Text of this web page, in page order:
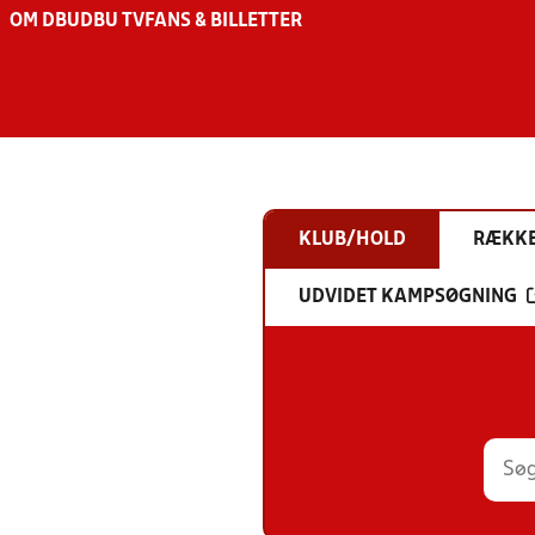
OM DBU DBU TV FANS & BILLETTER
KLUB/HOLD
UDVIDET KAMPSØGNING